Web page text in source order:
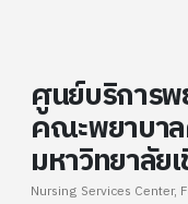
ศูนย์บริการ
คณะพยาบา
มหาวิทยาลัย
Nursing Services Center,